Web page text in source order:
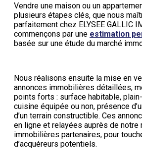
Vendre une maison ou un
plusieurs étapes clés, que nous
parfaitement chez ELYSEE GALLIC
commençons par une estimation
basée sur une étude du marché
Nous réalisons ensuite la mise en
annonces immobilières détaillées,
points forts : surface habitable,
cuisine équipée ou non, présence
d’un terrain constructible. Ces
en ligne et relayées auprès de notre
immobilières partenaires, pour
d’acquéreurs potentiels.